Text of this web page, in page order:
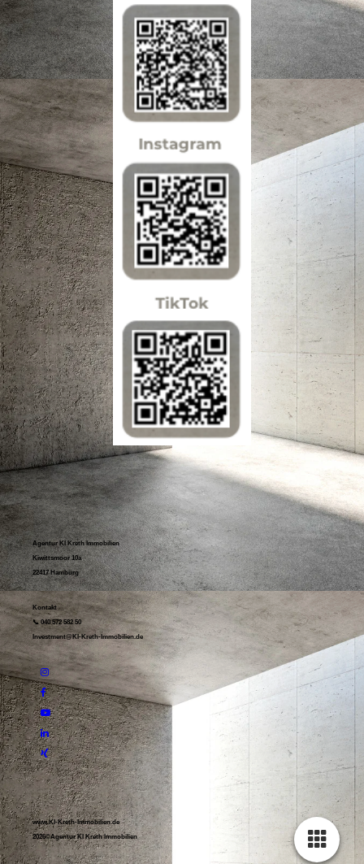
Agentur KI Kreth Immobilien
Kiwittsmoor 10a
22417 Hamburg
Kontakt
📞 040 572 582 50
Investment@KI-Kreth-Immobilien.de
www.KI-Kreth-Immobilien.de
2026©Agentur KI Kreth Immobilien